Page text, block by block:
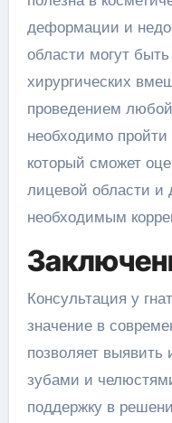
деформации и
области могут
хирургических
проведением
необходимо пройти
который сможет
лицевой области и
необходимым
Консультация у
значение в
позволяет
зубами и
поддержку в